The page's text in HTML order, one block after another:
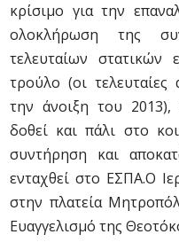
κρίσιμο για την
ολοκλήρωση της
τελευταίων στατικών
τρούλο (οι
την άνοιξη του
δοθεί και πάλι στο
συντήρηση και
ενταχθεί στο ΕΣΠΑ.Ο
στην πλατεία
Ευαγγελισμό της